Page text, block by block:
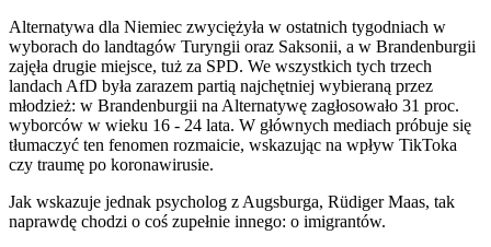
Alternatywa dla Niemiec zwyciężyła w ostatnich tygodniach w
wyborach do landtagów Turyngii oraz Saksonii, a w Brandenburgii
zajęła drugie miejsce, tuż za SPD. We wszystkich tych trzech
landach AfD była zarazem partią najchętniej wybieraną przez
młodzież: w Brandenburgii na Alternatywę zagłosowało 31 proc.
wyborców w wieku 16 - 24 lata. W głównych mediach próbuje się
tłumaczyć ten fenomen rozmaicie, wskazując na wpływ TikToka
czy traumę po koronawirusie.
Jak wskazuje jednak psycholog z Augsburga, Rüdiger Maas, tak
naprawdę chodzi o coś zupełnie innego: o imigrantów.